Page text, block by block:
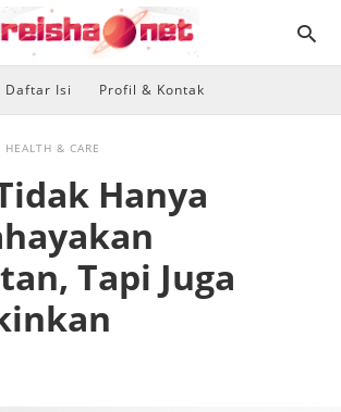
Daftar Isi Profil & Kontak
HEALTH & CARE
Hanya
Tapi Juga